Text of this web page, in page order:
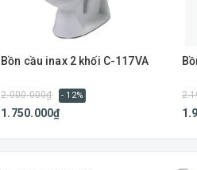
Bồn cầu inax 2 khối C-117VA
2.000.000₫ - 12%
1.750.000₫